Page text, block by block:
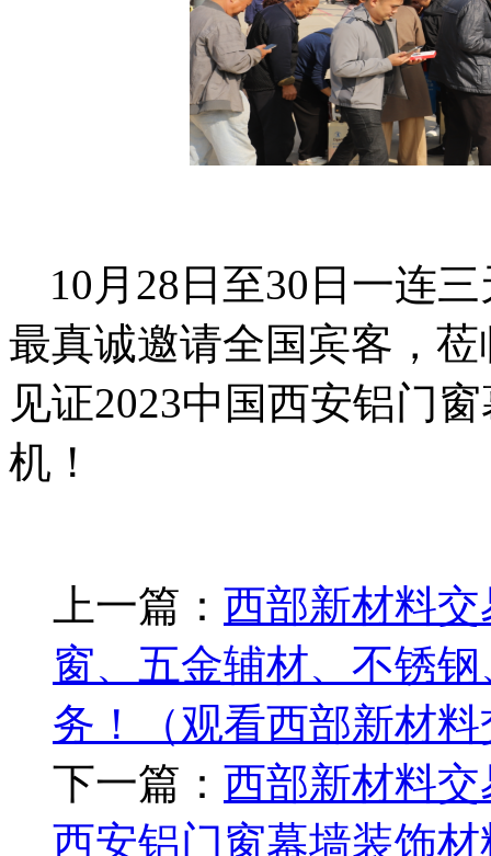
10月28日至30日一连
最真诚邀请全国宾客，莅
见证2023中国西安铝门
机！
上一篇： 西部新材料
窗、五金辅材、不锈
务！（观看西部新材
下一篇： 西部新材料交
西安铝门窗幕墙装饰